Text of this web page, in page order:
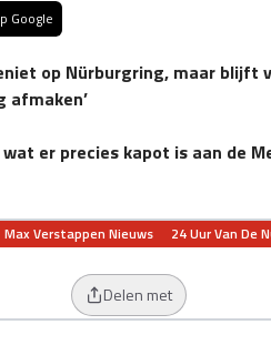
Google
op Nürburgring, maar blijft
afmaken’
er precies kapot is aan de
Max Verstappen Nieuws 24 Uur Van De
Delen met